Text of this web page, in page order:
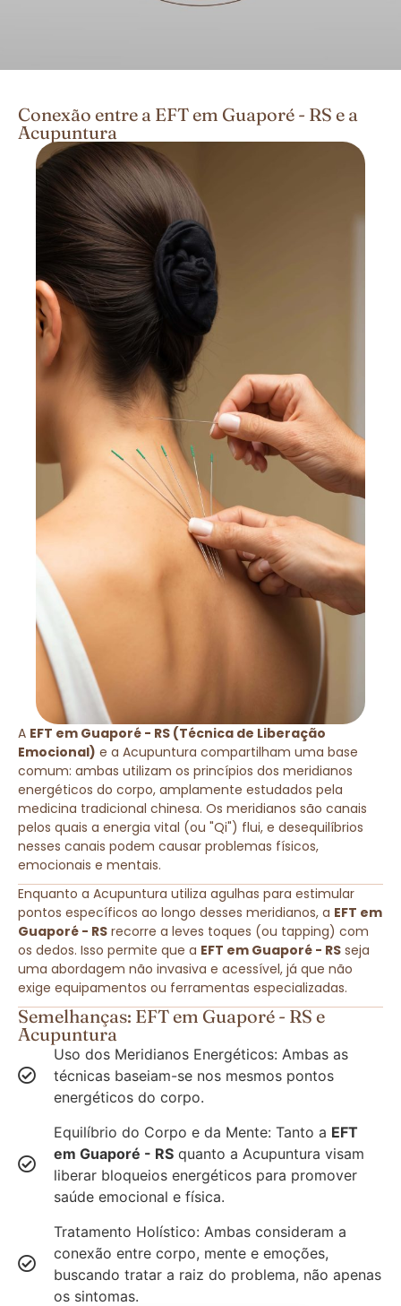
Conexão entre a EFT em Guaporé - RS e a
Acupuntura
A EFT em Guaporé - RS (Técnica de Liberação
Emocional) e a Acupuntura compartilham uma base
comum: ambas utilizam os princípios dos meridianos
energéticos do corpo, amplamente estudados pela
medicina tradicional chinesa. Os meridianos são canais
pelos quais a energia vital (ou "Qi") flui, e desequilíbrios
nesses canais podem causar problemas físicos,
emocionais e mentais.
Enquanto a Acupuntura utiliza agulhas para estimular
pontos específicos ao longo desses meridianos, a EFT em
Guaporé - RS recorre a leves toques (ou tapping) com
os dedos. Isso permite que a EFT em Guaporé - RS seja
uma abordagem não invasiva e acessível, já que não
exige equipamentos ou ferramentas especializadas.
Semelhanças: EFT em Guaporé - RS e
Acupuntura
Uso dos Meridianos Energéticos: Ambas as
técnicas baseiam-se nos mesmos pontos
energéticos do corpo.
Equilíbrio do Corpo e da Mente: Tanto a EFT
em Guaporé - RS quanto a Acupuntura visam
liberar bloqueios energéticos para promover
saúde emocional e física.
Tratamento Holístico: Ambas consideram a
conexão entre corpo, mente e emoções,
buscando tratar a raiz do problema, não apenas
os sintomas.